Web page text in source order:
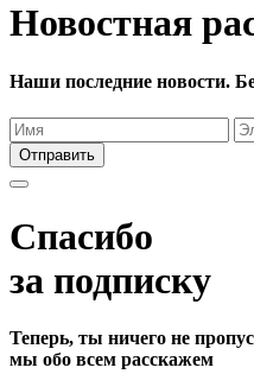
Новостная
Наши последние новости.
Отправить
Спасибо
за подписку
Теперь, ты ничего не
мы обо всем расскажем